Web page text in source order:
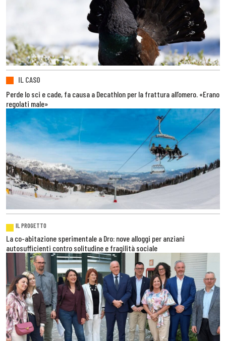
IL CASO
Perde lo sci e cade, fa causa a Decathlon per la frattura all’omero. «Erano
regolati male»
IL PROGETTO
La co-abitazione sperimentale a Dro: nove alloggi per anziani
autosufficienti contro solitudine e fragilità sociale